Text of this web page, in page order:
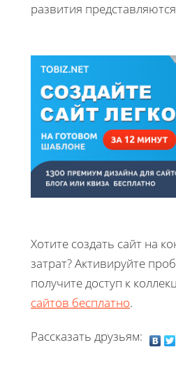
развития
Хотите создать сайт на
затрат? Активируйте
получите доступ к
сайтов бесплатно.
Рассказать друзьям: